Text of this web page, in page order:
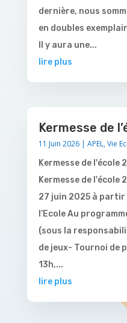
dernière, nous
en doubles
Il y aura une...
lire plus
Kermesse de
11 Juin 2026| APEL,Vie
Kermesse de l'école
Kermesse de l'école
27 juin 2025 à partir
l’Ecole Au
(sous la
de jeux- Tournoi de
13h,...
lire plus